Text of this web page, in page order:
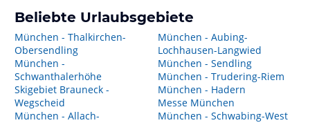
Beliebte Urlaubsgebiete
München - Thalkirchen-
Obersendling
München -
Schwanthalerhöhe
Skigebiet Brauneck -
Wegscheid
München - Allach-
München - Aubing-
Lochhausen-Langwied
München - Sendling
München - Trudering-Riem
München - Hadern
Messe München
München - Schwabing-West